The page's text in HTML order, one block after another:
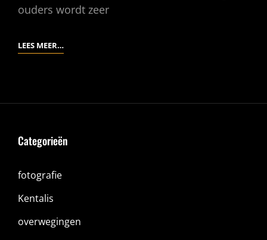
ouders wordt zeer
LEES MEER…KENTALIS
Categorieën
fotografie
Kentalis
overwegingen